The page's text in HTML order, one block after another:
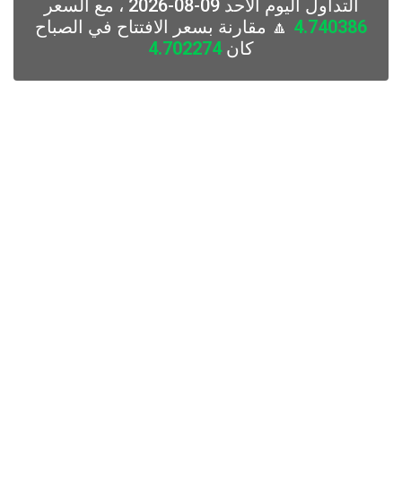
التداول اليوم الأحد 09-08-2026 ، مع السعر
4.740386 🔼 مقارنة بسعر الافتتاح في الصباح
كان4.702274